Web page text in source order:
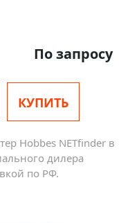
По запросу
КУПИТЬ
Hobbes NETfinder в
дилера
по РФ.